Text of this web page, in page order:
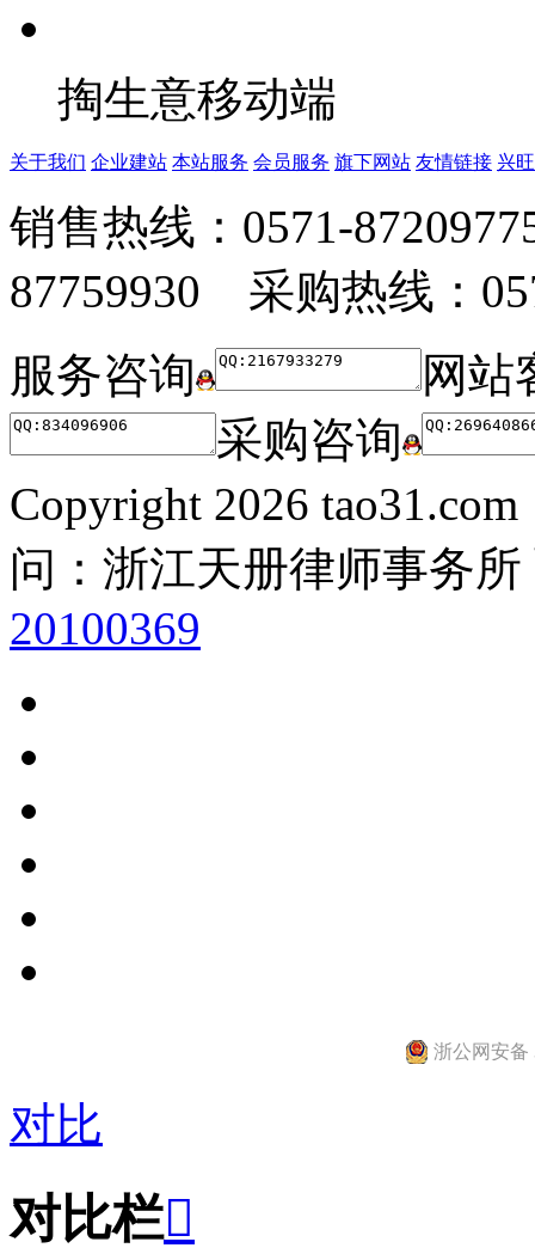
掏生意移动端
关于我们 企业建站 本站服务 会员服务 旗下网站 友情链接 兴
销售热线：0571-
87759930 采购热线：
服务咨询
网站
采购咨询
Copyright 2026
问：浙江天册律师事务
20100369
浙公网安备
对比
对比栏